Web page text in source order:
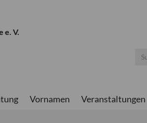
e. V.
Vornamen Veranstaltungen